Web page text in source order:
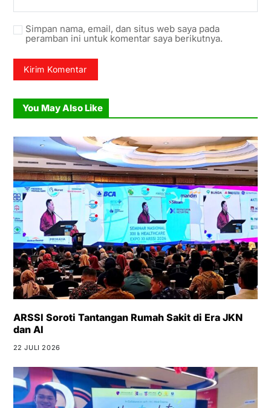
Simpan nama, email, dan situs web saya pada
peramban ini untuk komentar saya berikutnya.
You May Also Like
ARSSI Soroti Tantangan Rumah Sakit di Era JKN
dan AI
22 JULI 2026